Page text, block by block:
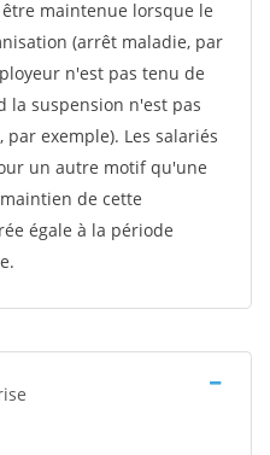
maintenue lorsque le
(arrêt maladie, par
n'est pas tenu de
suspension n'est pas
exemple). Les salariés
un autre motif qu'une
de cette
égale à la période